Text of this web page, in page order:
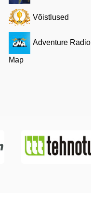
Võistlused
Adventure Radio
Map